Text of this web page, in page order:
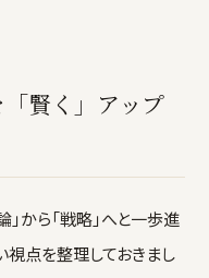
賢く」アップ
から「戦略」へと一歩進
視点を整理しておきまし